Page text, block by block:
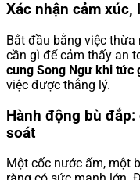
Xác nhận cảm xúc,
Bắt đầu bằng việc
cần gì để cảm thấy an
cung Song Ngư khi tức
việc được thắng lý.
Hành động bù
soát
Một cốc nước ấm, một